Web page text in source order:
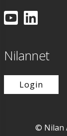
Nilannet
Login
© Nilan